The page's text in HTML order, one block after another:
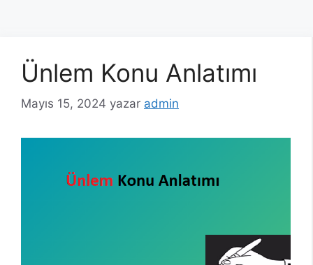
Ünlem Konu Anlatımı
Mayıs 15, 2024 yazar admin